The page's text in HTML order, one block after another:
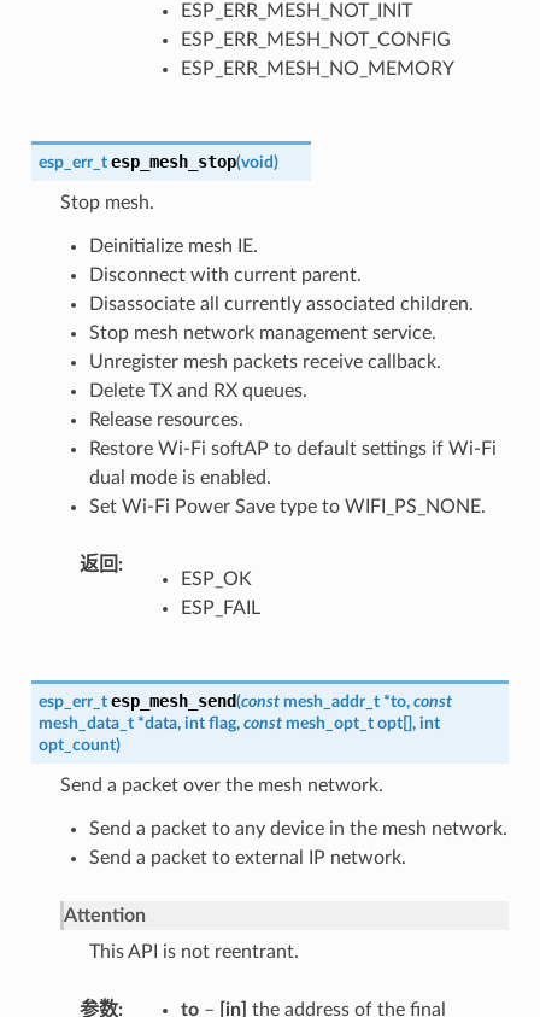
ESP_ERR_MESH_NOT_INIT
ESP_ERR_MESH_NOT_CONFIG
ESP_ERR_MESH_NO_MEMORY
esp_err_t esp_mesh_stop(void)
Stop mesh.
Deinitialize mesh IE.
Disconnect with current parent.
Disassociate all currently associated children.
Stop mesh network management service.
Unregister mesh packets receive callback.
Delete TX and RX queues.
Release resources.
Restore Wi-Fi softAP to default settings if Wi-Fi
dual mode is enabled.
Set Wi-Fi Power Save type to WIFI_PS_NONE.
返回
ESP_OK
ESP_FAIL
esp_err_t esp_mesh_send(const mesh_addr_t *to, const
mesh_data_t *data, int flag, const mesh_opt_t opt[], int
opt_count)
Send a packet over the mesh network.
Send a packet to any device in the mesh network.
Send a packet to external IP network.
Attention
This API is not reentrant.
参数 to– [in] the address of the final